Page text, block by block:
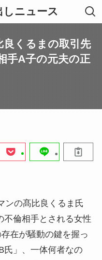
しニュース
くるまの取引先
手A子の元夫の正
ンの髙比良くるま氏
不倫相手とされる女性
在が騒動の鍵を握っ
氏」、一体何者なの